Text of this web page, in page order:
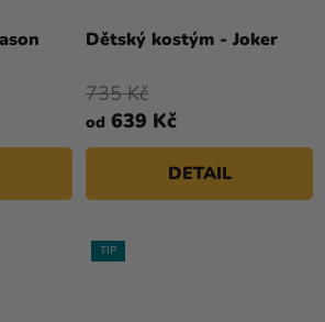
Dětský kostým - Joker
hodnocení
5
hvězdiček.
od 639 Kč
735 Kč
DETAIL
TIP